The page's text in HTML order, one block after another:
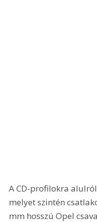
A CD-profilokra
melyet szintén
mm hosszú Opel